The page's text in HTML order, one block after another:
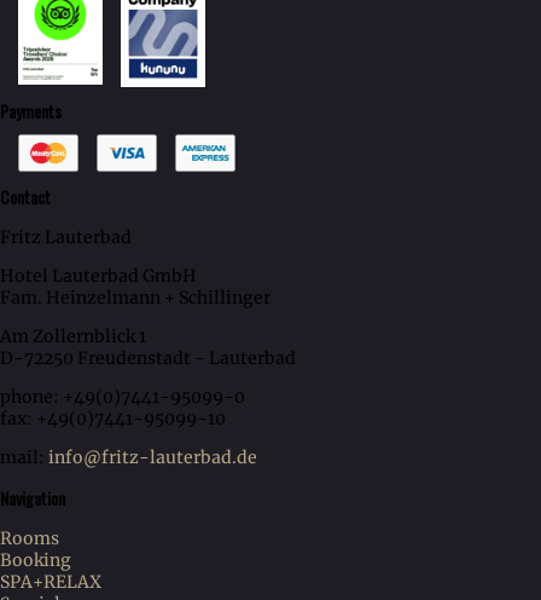
Payments
Contact
Fritz Lauterbad
Hotel Lauterbad GmbH
Fam. Heinzelmann + Schillinger
Am Zollernblick 1
D-72250 Freudenstadt - Lauterbad
phone: +49(0)7441-95099-0
fax: +49(0)7441-95099-10
mail: info@fritz-lauterbad.de
Navigation
Rooms
Booking
SPA+RELAX